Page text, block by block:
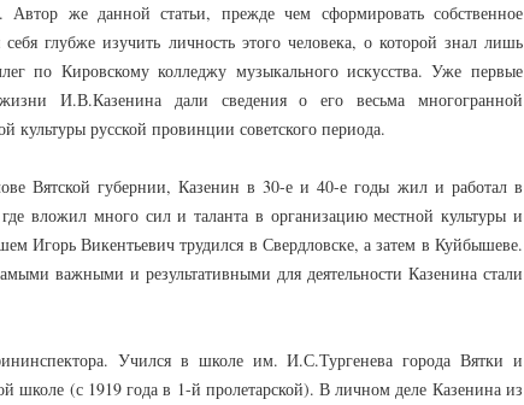
Автор же данной статьи, прежде чем сформировать собственное
глубже изучить личность этого человека, о которой знал лишь
по Кировскому колледжу музыкального искусства. Уже первые
И.В.Казенина дали сведения о его весьма многогранной
культуры русской провинции советского периода.
Вятской губернии, Казенин в 30-е и 40-е годы жил и работал в
вложил много сил и таланта в организацию местной культуры и
Игорь Викентьевич трудился в Свердловске, а затем в Куйбышеве.
важными и результативными для деятельности Казенина стали
Учился в школе им. И.С.Тургенева города Вятки и
школе (с 1919 года в 1-й пролетарской). В личном деле Казенина из